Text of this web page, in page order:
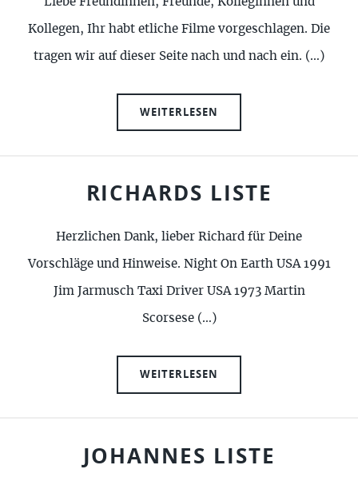
Kollegen, Ihr habt etliche Filme vorgeschlagen. Die
tragen wir auf dieser Seite nach und nach ein. (…)
WEITERLESEN
RICHARDS LISTE
Herzlichen Dank, lieber Richard für Deine
Vorschläge und Hinweise. Night On Earth USA 1991
Jim Jarmusch Taxi Driver USA 1973 Martin
Scorsese (…)
WEITERLESEN
JOHANNES LISTE